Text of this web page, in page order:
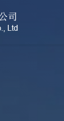
拉西环-波纹